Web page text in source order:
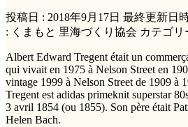
投稿日 : 2018年9月17日 最終更新日
: くまもと 里海づくり協会 カテゴリ
Albert Edward Tregent était un
qui vivait en 1975 à Nelson Street en
vintage 1999 à Nelson Street de 1909 à
Tregent est adidas primeknit superstar
3 avril 1854 (ou 1855). Son père était
Helen Bach.